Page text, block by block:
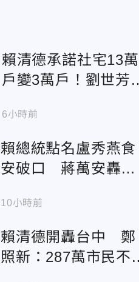
賴清德承諾社宅13萬
戶變3萬戶！劉世芳
餘屋
6小時前
賴總統點名盧秀燕食
安破口 蔣萬安轟：
10小時前
賴清德開轟台中 鄭
照新：287萬市民不